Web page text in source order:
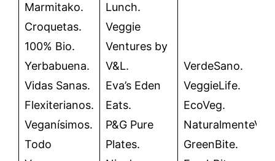
Marmitako.
Croquetas.
100% Bio.
Yerbabuena.
Vidas Sanas.
Flexiterianos.
Veganísimos.
Todo
Lunch.
Veggie
Ventures by
V&L.
Eva’s Eden
Eats.
P&G Pure
Plates.
VerdeSano.
VeggieLife.
EcoVeg.
GreenBite.